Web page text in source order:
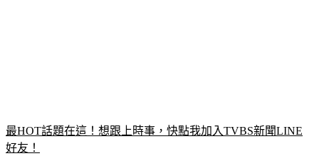
好友！